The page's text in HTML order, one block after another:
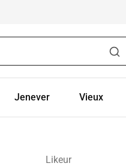
Jenever Vieux
Likeur